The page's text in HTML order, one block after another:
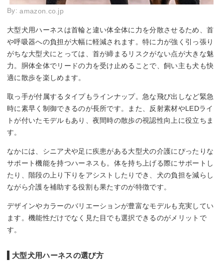
By:amazon.co.jp
大型犬用ハーネスは首輪と違い体全体に力を分散させるため、首
や呼吸器への負担が大幅に軽減されます。特に力が強く引っ張り
がちな大型犬にとっては、首が締まるリスクがない点が大きな魅
力。胴体全体でリードの力を受け止めることで、飼い主も犬も快
適に散歩を楽しめます。
取っ手が付属するタイプもラインナップ。急な飛び出しなど緊急
時に素早く制御できるのが長所です。また、反射素材やLEDライ
トが付いたモデルもあり、夜間時の散歩の視認性向上に役立ちま
す。
なかには、シニア犬や足に疾患がある大型犬の介護にぴったりな
サポート機能を持つハーネスも。体を持ち上げる際にサポートし
たり、階段の上り下りをアシストしたりでき、犬の負担を減らし
ながら介護を補助する役割も果たすのが特徴です。
デザインやカラーのバリエーションが豊富なモデルも充実してい
ます。機能性だけでなく見た目でも選択できるのがメリットで
す。
大型犬用ハーネスの選び方